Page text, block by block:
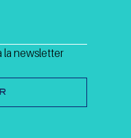
la newsletter